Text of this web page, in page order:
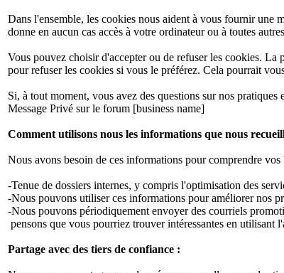
Dans l'ensemble, les cookies nous aident à vous fournir une
donne en aucun cas accès à votre ordinateur ou à toutes
Vous pouvez choisir d'accepter ou de refuser les cookies. La
pour refuser les cookies si vous le préférez. Cela pourrait
Si, à tout moment, vous avez des questions sur nos
Message Privé sur le forum [business name]
Comment utilisons nous les informations que nous
Nous avons besoin de ces informations pour comprendre
-Tenue de dossiers internes, y compris l'optimisation des
-Nous pouvons utiliser ces informations pour améliorer nos
-Nous pouvons périodiquement envoyer des courriels
pensons que vous pourriez trouver intéressantes en utilisant
Partage avec des tiers de confiance :